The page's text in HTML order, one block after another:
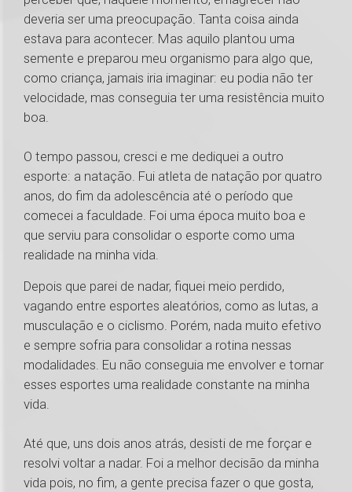
deveria ser uma preocupação. Tanta coisa ainda
estava para acontecer. Mas aquilo plantou uma
semente e preparou meu organismo para algo que,
como criança, jamais iria imaginar: eu podia não ter
velocidade, mas conseguia ter uma resistência muito
boa.
O tempo passou, cresci e me dediquei a outro
esporte: a natação. Fui atleta de natação por quatro
anos, do fim da adolescência até o período que
comecei a faculdade. Foi uma época muito boa e
que serviu para consolidar o esporte como uma
realidade na minha vida.
Depois que parei de nadar, fiquei meio perdido,
vagando entre esportes aleatórios, como as lutas, a
musculação e o ciclismo. Porém, nada muito efetivo
e sempre sofria para consolidar a rotina nessas
modalidades. Eu não conseguia me envolver e tornar
esses esportes uma realidade constante na minha
vida.
Até que, uns dois anos atrás, desisti de me forçar e
resolvi voltar a nadar. Foi a melhor decisão da minha
vida pois, no fim, a gente precisa fazer o que gosta,